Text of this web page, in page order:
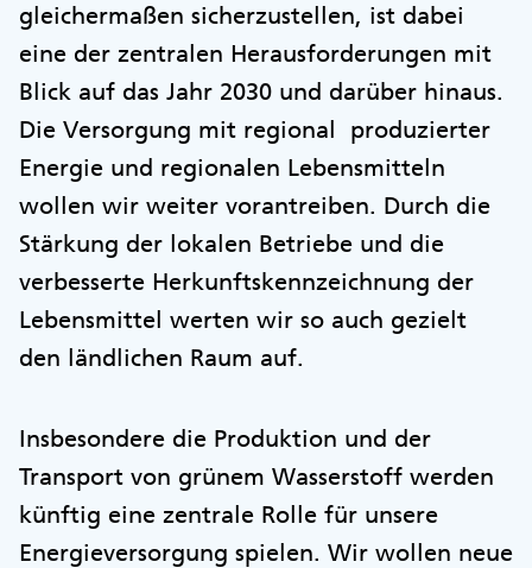
gleichermaßen sicherzustellen, ist dabei
eine der zentralen Herausforderungen mit
Blick auf das Jahr 2030 und darüber hinaus.
Die Versorgung mit regional produzierter
Energie und regionalen Lebensmitteln
wollen wir weiter vorantreiben. Durch die
Stärkung der lokalen Betriebe und die
verbesserte Herkunftskennzeichnung der
Lebensmittel werten wir so auch gezielt
den ländlichen Raum auf.
Insbesondere die Produktion und der
Transport von grünem Wasserstoff werden
künftig eine zentrale Rolle für unsere
Energieversorgung spielen. Wir wollen neue